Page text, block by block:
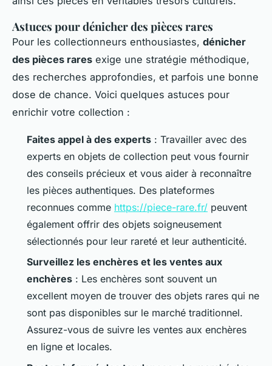
Astuces pour dénicher des pièces rares
Pour les collectionneurs enthousiastes, dénicher
des pièces rares exige une stratégie méthodique,
des recherches approfondies, et parfois une bonne
dose de chance. Voici quelques astuces pour
enrichir votre collection :
Faites appel à des experts : Travailler avec des
experts en objets de collection peut vous fournir
des conseils précieux et vous aider à reconnaître
les pièces authentiques. Des plateformes
reconnues comme https://piece-rare.fr/ peuvent
également offrir des objets soigneusement
sélectionnés pour leur rareté et leur authenticité.
Surveillez les enchères et les ventes aux
enchères : Les enchères sont souvent un
excellent moyen de trouver des objets rares qui ne
sont pas disponibles sur le marché traditionnel.
Assurez-vous de suivre les ventes aux enchères
en ligne et locales.